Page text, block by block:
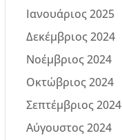
Ιανουάριος 2025
Δεκέμβριος 2024
Νοέμβριος 2024
Οκτώβριος 2024
Σεπτέμβριος 2024
Αύγουστος 2024